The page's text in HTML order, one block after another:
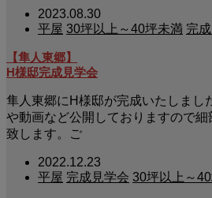
2023.08.30
平屋 30坪以上～40坪未満 完
【隼人東郷】
H様邸完成見学会
隼人東郷にH様邸が完成いたしまし
や動画など公開しておりますので
致します。ご
2022.12.23
平屋 完成見学会 30坪以上～